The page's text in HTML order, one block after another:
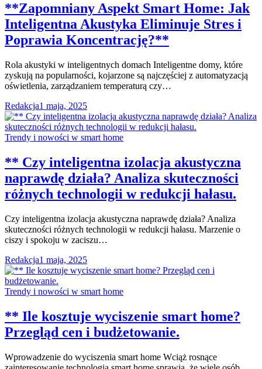
**Zapomniany Aspekt Smart Home: Jak
Inteligentna Akustyka Eliminuje Stres i
Poprawia Koncentrację?**
Rola akustyki w inteligentnych domach Inteligentne domy, które
zyskują na popularności, kojarzone są najczęściej z automatyzacją
oświetlenia, zarządzaniem temperaturą czy…
Redakcja1 maja, 2025
Trendy i nowości w smart home
** Czy inteligentna izolacja akustyczna
naprawdę działa? Analiza skuteczności
różnych technologii w redukcji hałasu.
Czy inteligentna izolacja akustyczna naprawdę działa? Analiza
skuteczności różnych technologii w redukcji hałasu. Marzenie o
ciszy i spokoju w zaciszu…
Redakcja1 maja, 2025
Trendy i nowości w smart home
** Ile kosztuje wyciszenie smart home?
Przegląd cen i budżetowanie.
Wprowadzenie do wyciszenia smart home Wciąż rosnące